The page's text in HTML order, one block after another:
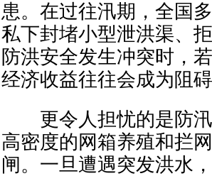
患。在过往汛期，全国
私下封堵小型泄洪渠、
防洪安全发生冲突时，
经济收益往往会成为阻
更令人担忧的是防汛
高密度的网箱养殖和拦
闸。一旦遭遇突发洪水